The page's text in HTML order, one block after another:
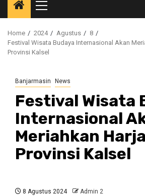
Primary
Menu
Home 2024 Agustus
8
Festival Wisata Budaya Internasional Akan
Provinsi Kalsel
Banjarmasin News
Festival Wisata
Internasional
Meriahkan
Provinsi Kalsel
8 Agustus 2024 Admin 2